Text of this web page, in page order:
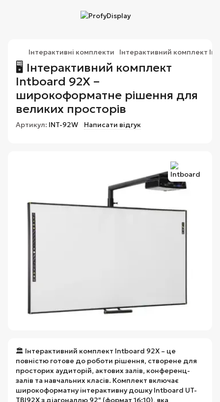
Інтерактивні комплекти Інтерактивний комплект
🖥️ Інтерактивний комплект
Intboard 92X –
широкоформатне рішення для
великих просторів
Артикул: INT-92W Написати відгук
🏛️ Інтерактивний комплект Intboard 92X – це
повністю готове до роботи рішення, створене для
просторих аудиторій, актових залів, конференц-
залів та навчальних класів. Комплект включає
широкоформатну інтерактивну дошку Intboard UT-
TBI92X з діагоналлю 92″ (формат 16:10), яка